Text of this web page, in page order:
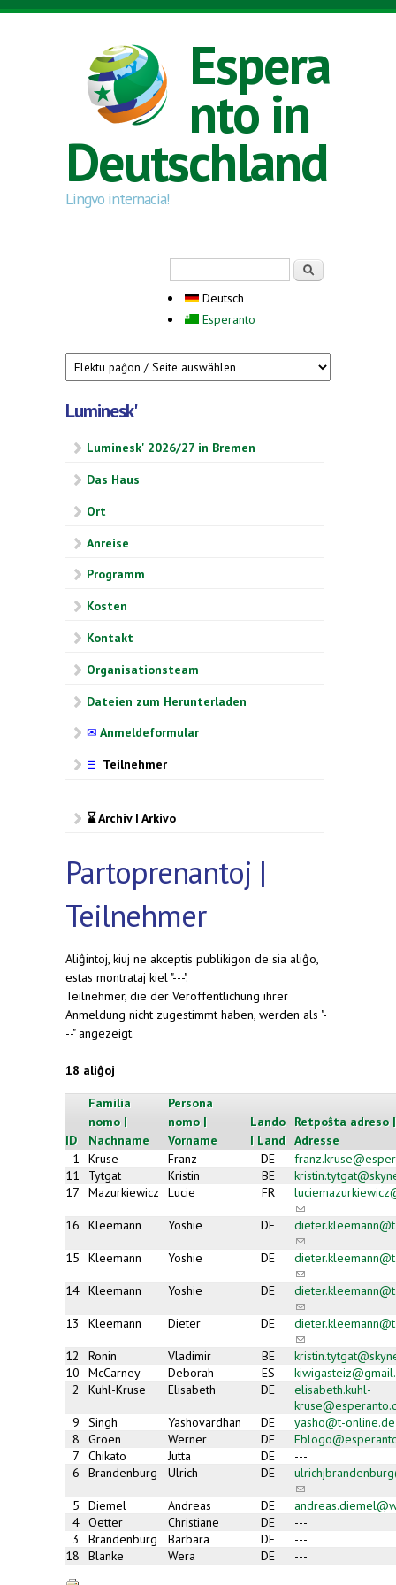
Direkt zum Inhalt
Espera
nto in
Deutschland
Lingvo internacia!
Deutsch
Esperanto
Luminesk'
Luminesk' 2026/27 in Bremen
Das Haus
Ort
Anreise
Programm
Kosten
Kontakt
Organisationsteam
Dateien zum Herunterladen
✉ Anmeldeformular
☰ Teilnehmer
⌛ Archiv | Arkivo
Partoprenantoj |
Teilnehmer
Aliĝintoj, kiuj ne akceptis publikigon de sia aliĝo,
estas montrataj kiel "---".
Teilnehmer, die der Veröffentlichung ihrer
Anmeldung nicht zugestimmt haben, werden als "-
--" angezeigt.
18 aliĝoj
ID
Familia
nomo |
Nachname
Persona
nomo |
Vorname
Lando
| Land
Retpoŝta adreso
Adresse
1
Kruse Franz DE
11
Tytgat Kristin BE
17
Mazurkiewicz Lucie FR
(link
sends
e-
mail)
16 Kleemann Yoshie DE
(link
sends
e-
mail)
15 Kleemann Yoshie DE
(link
sends
e-
mail)
14 Kleemann Yoshie DE
(link
sends
e-
mail)
13 Kleemann Dieter DE
(link
sends
e-
mail)
12 Ronin Vladimir BE
10
McCarney Deborah ES
2
Kuhl-Kruse Elisabeth DE
elisabeth.kuhl-
9
Singh Yashovardhan DE yasho@t-online.de
8 Groen Werner DE
7
Chikato Jutta DE
---
6
Brandenburg Ulrich DE
(link
sends
e-
mail)
5 Diemel Andreas DE
4 Oetter Christiane DE
---
3
Brandenburg Barbara DE
---
18
Blanke Wera DE ---